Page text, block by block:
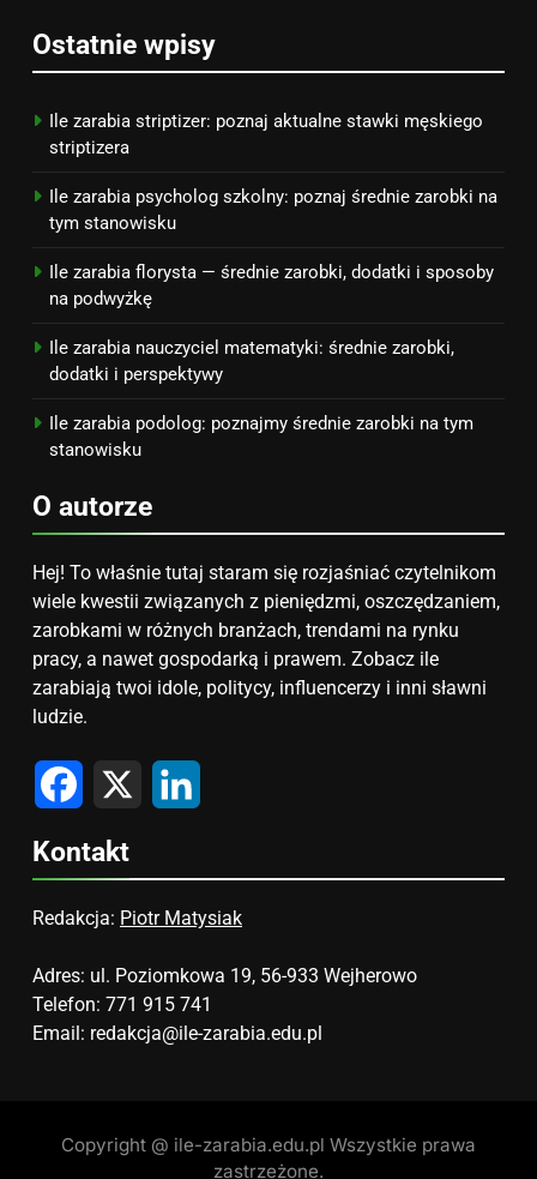
Jak przygotować się finansowo
kosztuje i jak zaplanować
PORADY
PRACA
Ostatnie wpisy
Ile zarabia striptizer: poznaj aktualne stawki męskiego
striptizera
Ile zarabia psycholog szkolny: poznaj średnie zarobki na
tym stanowisku
Ile zarabia florysta — średnie zarobki, dodatki i sposoby
na podwyżkę
Ile zarabia nauczyciel matematyki: średnie zarobki,
dodatki i perspektywy
Ile zarabia podolog: poznajmy średnie zarobki na tym
stanowisku
O autorze
Hej! To właśnie tutaj staram się rozjaśniać czytelnikom
wiele kwestii związanych z pieniędzmi, oszczędzaniem,
zarobkami w różnych branżach, trendami na rynku
pracy, a nawet gospodarką i prawem. Zobacz ile
zarabiają twoi idole, politycy, influencerzy i inni sławni
ludzie.
Facebook
X
Kontakt
Redakcja: Piotr Matysiak
Adres: ul. Poziomkowa 19, 56-933 Wejherowo
Telefon: 771 915 741
Email: redakcja@ile-zarabia.edu.pl
Copyright @ ile-zarabia.edu.pl Wszystkie prawa
zastrzeżone.